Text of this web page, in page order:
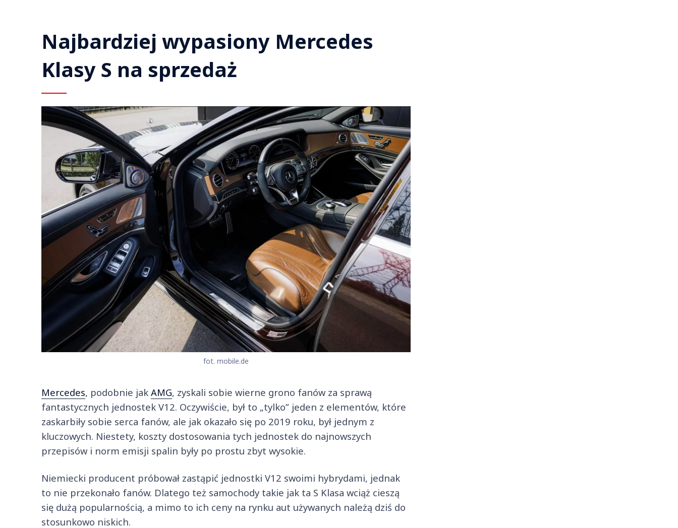
Najbardziej wypasiony Mercedes
Klasy S na sprzedaż
fot. mobile.de
Mercedes, podobnie jak AMG, zyskali sobie wierne grono fanów za sprawą
fantastycznych jednostek V12. Oczywiście, był to „tylko” jeden z elementów, które
zaskarbiły sobie serca fanów, ale jak okazało się po 2019 roku, był jednym z
kluczowych. Niestety, koszty dostosowania tych jednostek do najnowszych
przepisów i norm emisji spalin były po prostu zbyt wysokie.
Niemiecki producent próbował zastąpić jednostki V12 swoimi hybrydami, jednak
to nie przekonało fanów. Dlatego też samochody takie jak ta S Klasa wciąż cieszą
się dużą popularnością, a mimo to ich ceny na rynku aut używanych należą dziś do
stosunkowo niskich.